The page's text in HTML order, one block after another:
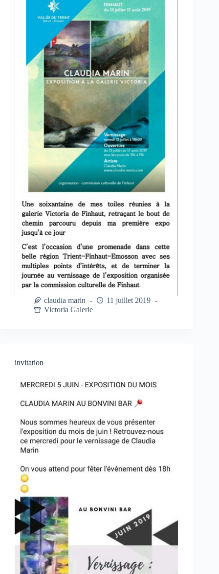
claudia marin
11 juillet 2019
Victoria Galerie
invitation